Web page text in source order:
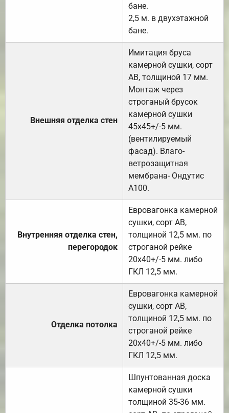
бане.
2,5 м. в двухэтажной
бане.
Внешняя отделка стен
Имитация бруса
камерной сушки, сорт
АВ, толщиной 17 мм.
Монтаж через
строганый брусок
камерной сушки
45х45+/-5 мм.
(вентилируемый
фасад). Влаго-
ветрозащитная
мембрана- Ондутис
А100.
Внутренняя отделка стен,
перегородок
Евровагонка камерной
сушки, сорт АВ,
толщиной 12,5 мм. по
строганой рейке
20х40+/-5 мм. либо
ГКЛ 12,5 мм.
Отделка потолка
Евровагонка камерной
сушки, сорт АВ,
толщиной 12,5 мм. по
строганой рейке
20х40+/-5 мм. либо
ГКЛ 12,5 мм.
Шпунтованная доска
камерной сушки
толщиной 35-36 мм.